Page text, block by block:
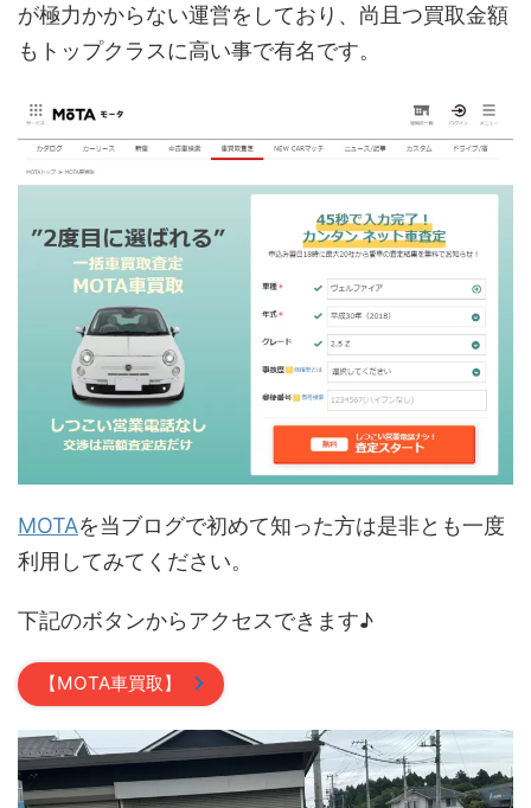
が極力かからない運営をしており、尚且つ買取金額
もトップクラスに高い事で有名です。
MOTAを当ブログで初めて知った方は是非とも一度
利用してみてください。
下記のボタンからアクセスできます♪
【MOTA車買取】